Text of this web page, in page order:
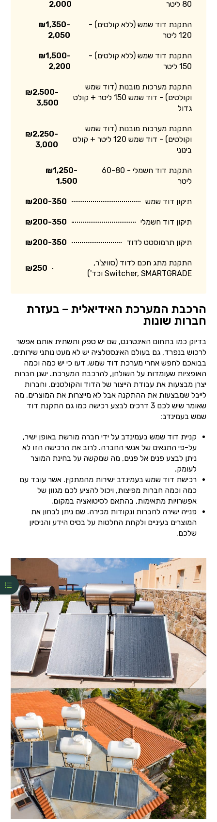
80 ליטר 2,000
התקנת דוד שמש (ללא קולטים) -
120 ליטר
₪1,350-
2,050
התקנת דוד שמש (ללא קולטים) -
150 ליטר
₪1,500-
2,200
התקנת מערכות מובנות (דוד שמש
וקולטים) - דוד שמש 150 ליטר + קולט
גדול
₪2,500-
3,500
התקנת מערכות מובנות (דוד שמש
וקולטים) - דוד שמש 120 ליטר + קולט
בינוני
₪2,250-
3,000
התקנת דוד חשמלי - 60-80
ליטר
₪1,250-
1,500
תיקון דוד שמש ₪200-350
תיקון דוד חשמלי ₪200-350
תיקון תרמוסטט לדוד ₪200-350
התקנת מתג חכם לדוד (סוויצ'ר,
Switcher, SMARTGRADE וכד')
₪250
הרכבת המערכת האידיאלית – בעזרת
חברות שונות
בדיוק כמו בתחום האינטרנט, שם יש ספק ותשתית אותם אפשר
לרכוש בנפרד, גם בעולם האינסטלציה יש לא מעט נותני שירותים.
בבואכם לחפש אחרי מערכת דוד שמש, דעו כי יש כמה וכמה
האופציות שעומדות על השולחן, להרכבת המערכת. ישנן חברות
יצרן מבצעות את עבודת הייצור של הדוד והקולטנים. וחברות
לייבל שמבצעות את ההתקנה אבל לא מייצרות את המוצרים. מה
שאומר שיש לכם 3 דרכים לבצע רכישה כמו גם התקנת דוד
שמש בעמינדב:
קניית דוד שמש בעמינדב על ידי חברה מורשת באופן ישיר,
על-פי התנאים של אנשי החברה. לרוב את הרכישה הזו לא
ניתן לבצע פנים אל פנים, מה שמקשה על בחינת המוצר
לעומק.
רכישת דוד שמש בעמינדב ישירות מהמתקין. אשר עובד עם
כמה וכמה חברות מפיצות, ויכול להציע לכם מגוון של
אפשרויות מתאימות, בהתאם לסיטואציה במקום.
פנייה ישירה לחברות ונקודות מכירה. שם ניתן לבחון את
המוצרים בעיניים ולקחת החלטות על בסיס הידע והניסיון
שלכם.